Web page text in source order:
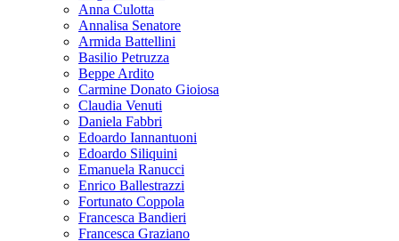
Anna Culotta
Annalisa Senatore
Armida Battellini
Basilio Petruzza
Beppe Ardito
Carmine Donato Gioiosa
Claudia Venuti
Daniela Fabbri
Edoardo Iannantuoni
Edoardo Siliquini
Emanuela Ranucci
Enrico Ballestrazzi
Fortunato Coppola
Francesca Bandieri
Francesca Graziano